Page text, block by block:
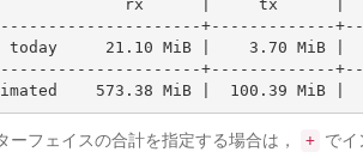
estimated    573.38 MiB |  100.39 MiB |
ーフェイスの合計を指定する場合は， + でイ